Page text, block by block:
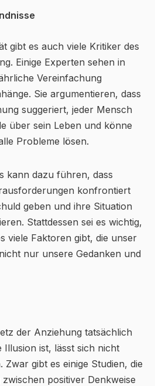
gibt es auch viele Kritiker des
Einige Experten sehen in
Vereinfachung
Sie argumentieren, dass
suggeriert, jeder Mensch
über sein Leben und könne
Probleme lösen.
kann dazu führen, dass
konfrontiert
geben und ihre Situation
Stattdessen sei es wichtig,
viele Faktoren gibt, die unser
nur unsere Gedanken und
der Anziehung tatsächlich
Illusion ist, lässt sich nicht
Zwar gibt es einige Studien, die
positiver Denkweise